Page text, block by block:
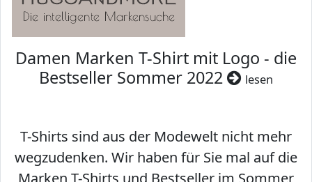
Damen Marken T-Shirt mit Logo - die
Bestseller Sommer 2022
lesen
T-Shirts sind aus der Modewelt nicht mehr
wegzudenken. Wir haben für Sie mal auf die